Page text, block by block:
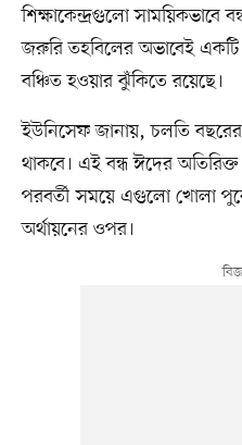
শিক্ষাকেন্দ্রগুলো সাময়িকভাবে
জরুরি তহবিলের অভাবেই
বঞ্চিত হওয়ার ঝুঁকিতে রয়েছে।
ইউনিসেফ জানায়, চলতি বছরের
থাকবে। এই বন্ধ ঈদের অতিরিক্ত
পরবর্তী সময়ে এগুলো খোলা
অর্থায়নের ওপর।